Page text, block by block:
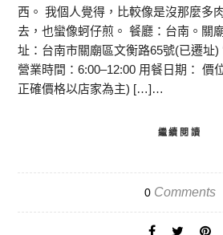
西。 我個人覺得，比較像是沒那麼多
去，也蠻像蚵仔煎。 餐廳：台南。關
址：台南市關廟區文衡路65號(已遷址)
營業時間：6:00–12:00 用餐日期： 價
正確價格以店家為主) […]…
繼續閱讀
0Comments